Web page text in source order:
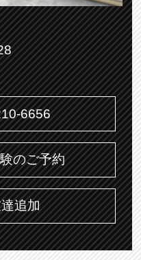
6656
のご予約
追加